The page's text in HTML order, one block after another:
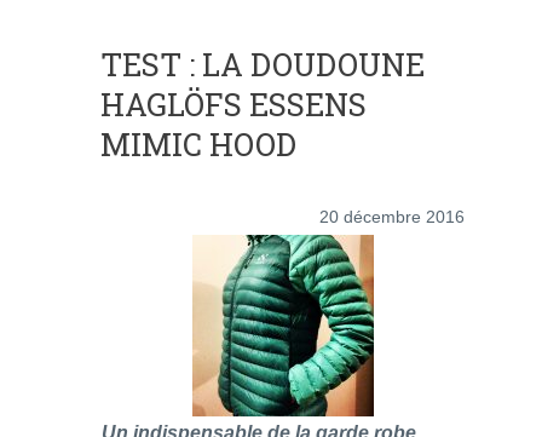
TEST : LA DOUDOUNE
HAGLÖFS ESSENS
MIMIC HOOD
20 décembre 2016